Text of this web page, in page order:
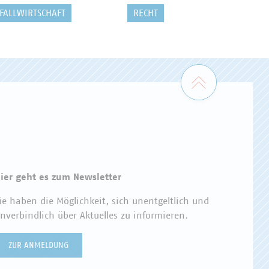
RECHT
Zum
geht es zum Newsletter
haben die Möglichkeit, sich unentgeltlich und
über Aktuelles zu informieren.
ZUR ANMELDUNG